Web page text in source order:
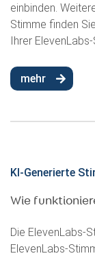
einbinden.
Stimme finden
Ihrer
mehr
KI-Generierte
Wie
Die ElevenLabs-
ElevenLabs-